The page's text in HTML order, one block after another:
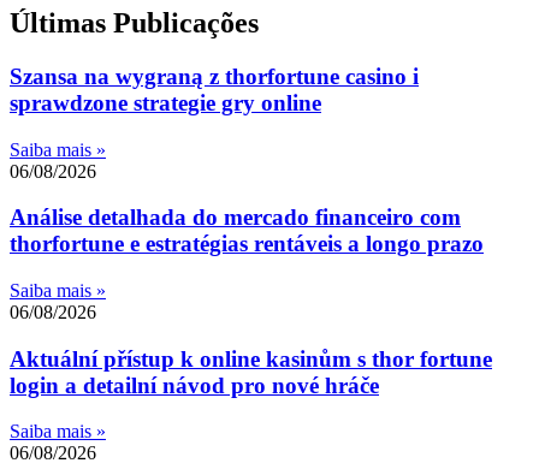
Últimas Publicações
Szansa na wygraną z thorfortune casino i
sprawdzone strategie gry online
Saiba mais »
06/08/2026
Análise detalhada do mercado financeiro com
thorfortune e estratégias rentáveis a longo prazo
Saiba mais »
06/08/2026
Aktuální přístup k online kasinům s thor fortune
login a detailní návod pro nové hráče
Saiba mais »
06/08/2026